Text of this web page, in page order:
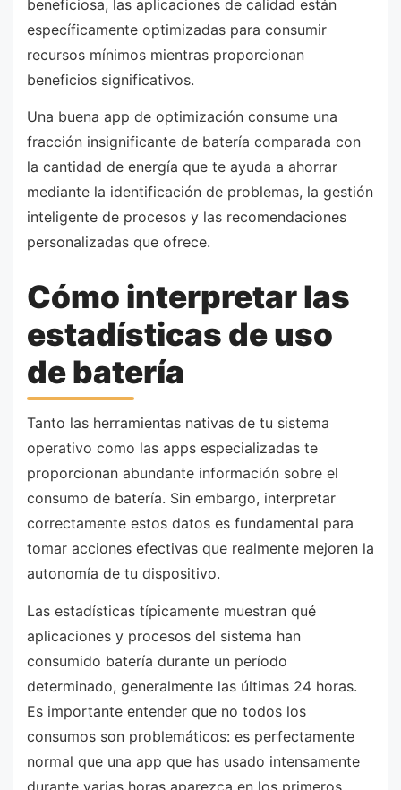
beneficiosa, las aplicaciones de calidad están
específicamente optimizadas para consumir
recursos mínimos mientras proporcionan
beneficios significativos.
Una buena app de optimización consume una
fracción insignificante de batería comparada con
la cantidad de energía que te ayuda a ahorrar
mediante la identificación de problemas, la gestión
inteligente de procesos y las recomendaciones
personalizadas que ofrece.
Cómo interpretar las
estadísticas de uso
de batería
Tanto las herramientas nativas de tu sistema
operativo como las apps especializadas te
proporcionan abundante información sobre el
consumo de batería. Sin embargo, interpretar
correctamente estos datos es fundamental para
tomar acciones efectivas que realmente mejoren la
autonomía de tu dispositivo.
Las estadísticas típicamente muestran qué
aplicaciones y procesos del sistema han
consumido batería durante un período
determinado, generalmente las últimas 24 horas.
Es importante entender que no todos los
consumos son problemáticos: es perfectamente
normal que una app que has usado intensamente
durante varias horas aparezca en los primeros